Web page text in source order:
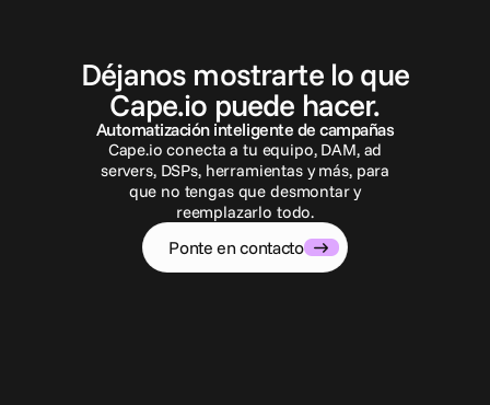
c a o
Déjanos mostrarte lo que
Cape.io puede hacer.
Automatización inteligente de campañas
Cape.io conecta a tu equipo, DAM, ad
servers, DSPs, herramientas y más, para
que no tengas que desmontar y
reemplazarlo todo.
Ponte en contacto